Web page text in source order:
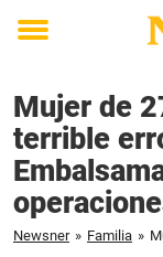
Toggle
Mujer de
terrible
Newsner » Familia »